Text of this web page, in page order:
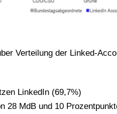
Verteilung der Linked-
LinkedIn (69,7%)
28 MdB und 10